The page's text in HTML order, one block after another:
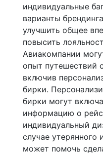
индивидуальные
варианты
улучшить общее
повысить
Авиакомпании
опыт путешествий
включив
бирки.
бирки могут
информацию о
индивидуальный
случае утерянного
может помочь